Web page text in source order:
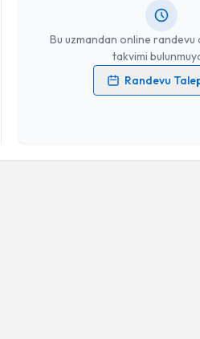
Bu uzmandan online randevu
takvimi
Randevu
Kişisel verilerimin işlenmesine